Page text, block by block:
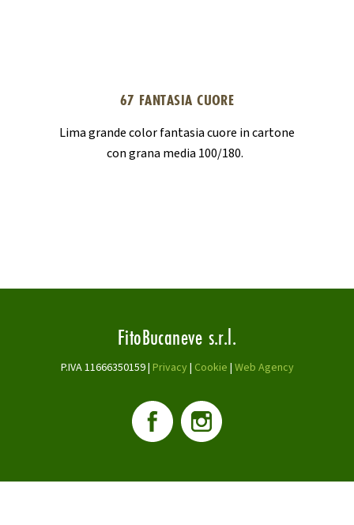
67 FANTASIA CUORE
Lima grande color fantasia cuore in cartone
con grana media 100/180.
FitoBucaneve s.r.l.
P.IVA 11666350159 | Privacy| Cookie | Web Agency